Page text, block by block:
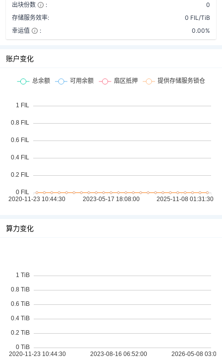
出块份数
:
0
存储服务效率:
0 FIL/TiB
幸运值
: 0.00%
账户变化
算力变化